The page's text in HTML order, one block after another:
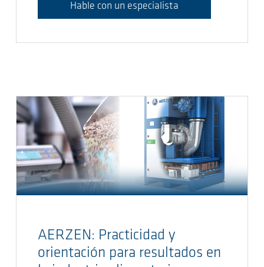
Hable con un especialista
AERZEN: Practicidad y
orientación para resultados en